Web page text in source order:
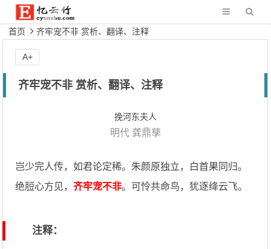
首页 齐牢宠不非 赏析、翻译、注释
齐牢宠不非 赏析、翻译、注释
挽河东夫人
明代 龚鼎孳
岂少完人传，如君论定稀。朱颜原独立，白首果同归。
绝脰心方见，齐牢宠不非。可怜共命鸟，犹逐绛云飞。
注释：
A+